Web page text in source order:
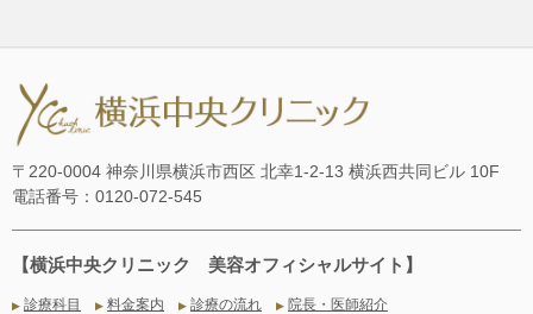
〒220-0004 神奈川県横浜市西区 北幸1-2-13 横浜西共同ビル 10F
電話番号：0120-072-545
【横浜中央クリニック 美容オフィシャルサイト】
▶ 診療科目 ▶ 料金案内 ▶ 診療の流れ ▶ 院長・医師紹介